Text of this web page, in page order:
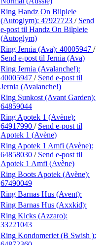
Ring Handz On Bilpleie
(Autoglym): 47927723 / Send
e-post til Handz On Bilpleie
(Autoglym)
Ring Jernia (Ava): 40005947 /
Send e-post til Jernia (Ava)
Ring Jernia (Avalanche!):
40005947 / Send e-post til
Jernia (Avalanche!)
Ring Sunkost (Avant Garden):
64859044
Ring Apotek 1 (Avène):
64917990 / Send e-post til
Apotek 1 (Avène)
Ring Apotek 1 Amfi (Avène):
64858030 / Send e-post til
Apotek 1 Amfi (Avène)
Ring Boots Apotek (Avène):
67490049
Ring Barnas Hus (Avent):
Ring Barnas Hus (Axxkid):
Ring Kicks (Azzaro):
33221043
Ring Kondomeriet (B Swish ):